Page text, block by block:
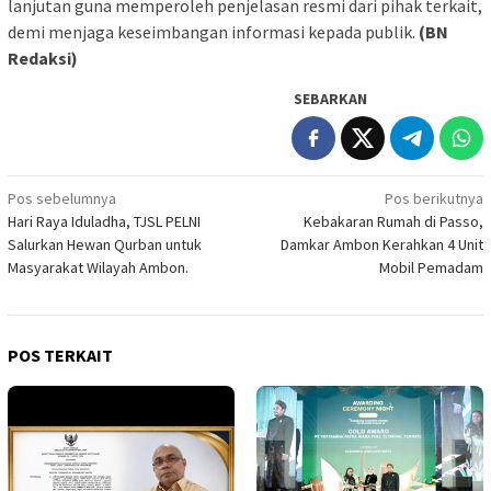
lanjutan guna memperoleh penjelasan resmi dari pihak terkait,
demi menjaga keseimbangan informasi kepada publik. (BN
Redaksi)
SEBARKAN
Navigasi
pos
Pos sebelumnya
Hari Raya Iduladha, TJSL PELNI
Salurkan Hewan Qurban untuk
Masyarakat Wilayah Ambon.
Pos berikutnya
Kebakaran Rumah di Passo,
Damkar Ambon Kerahkan 4 Unit
Mobil Pemadam
POS TERKAIT